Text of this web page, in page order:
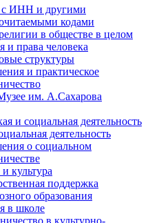
с ИНН и другими
кодами
в обществе в целом
и права человека
структуры
и практическое
им. А.Сахарова
и социальная деятельность
деятельность
о социальном
культура
поддержка
образования
в школе